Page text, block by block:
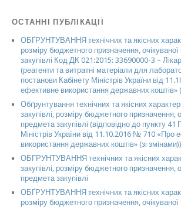
ОСТАННІ ПУБЛІКАЦІЇ
ОБҐРУНТУВАННЯ технічних та якісних
розміру бюджетного призначення,
закупівлі Код ДК 021:2015: 33690000-3 –
(реагенти та витратні матеріали для
постанови Кабінету Міністрів України від
ефективне використання державних коштів»
Обґрунтування технічних та якісних
закупівлі, розміру бюджетного призначення,
предмета закупівлі (відповідно до пункту 41
Міністрів України від 11.10.2016 № 710 «Про
використання державних коштів» (зі змінами))
ОБГРУНТУВАННЯ технічних та якісних
закупівлі, розміру бюджетного призначення,
предмета закупівлі
ОБҐРУНТУВАННЯ технічних та якісних
розміру бюджетного призначення,